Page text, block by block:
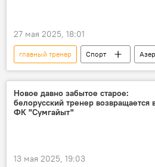
27 мая 2025, 18:01
главный тренер Спорт
Футбол
премьер-лига
УЕФА
Новое давно забытое старое:
белорусский тренер возвращается
ФК "Сумгайыт"
13 мая 2025, 19:03